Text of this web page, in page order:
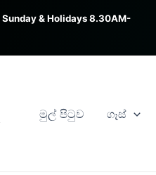
& Holidays 8.30AM-
මුල් පිටුව ගෑස්